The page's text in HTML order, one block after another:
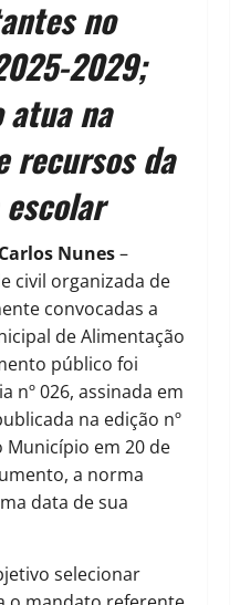
no
2029;
atua na
recursos da
Nunes–
civil organizada de
convocadas a
de Alimentação
público foi
nº 026, assinada em
na edição nº
Município em 20 de
a norma
data de sua
selecionar